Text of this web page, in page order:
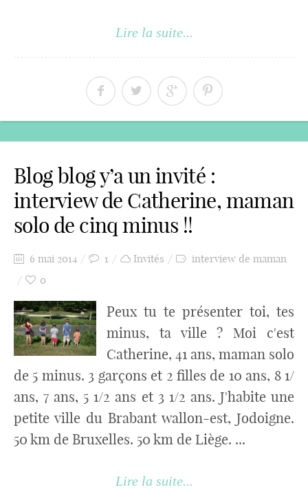
Lire la suite...
Blog blog y’a un invité :
interview de Catherine, maman
solo de cinq minus !!
6 mai 2014 1 Invités
interview de maman
0
Peux tu te présenter toi, tes
minus, ta ville ? Moi c'est
Catherine, 41 ans, maman solo
de 5 minus. 3 garçons et 2 filles de 10 ans, 8 1/
ans, 7 ans, 5 1/2 ans et 3 1/2 ans. J'habite une
petite ville du Brabant wallon-est, Jodoigne.
50 km de Bruxelles. 50 km de Liège. ...
Lire la suite...